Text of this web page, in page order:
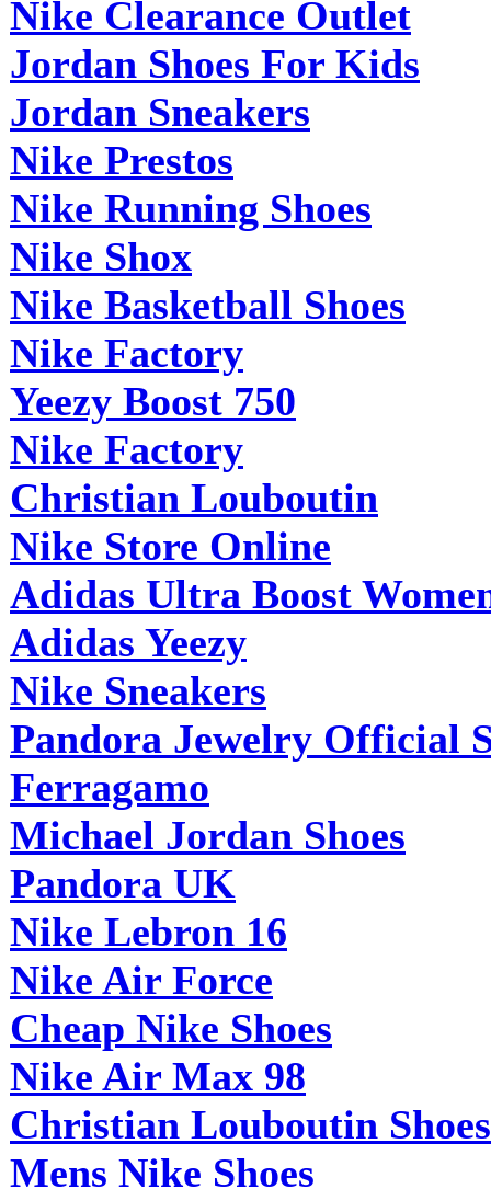
Nike Clearance Outlet
Jordan Shoes For Kids
Jordan Sneakers
Nike Prestos
Nike Running Shoes
Nike Shox
Nike Basketball Shoes
Nike Factory
Yeezy Boost 750
Nike Factory
Christian Louboutin
Nike Store Online
Adidas Ultra Boost
Adidas Yeezy
Nike Sneakers
Pandora Jewelry Official
Ferragamo
Michael Jordan Shoes
Pandora UK
Nike Lebron 16
Nike Air Force
Cheap Nike Shoes
Nike Air Max 98
Christian Louboutin Shoes
Mens Nike Shoes